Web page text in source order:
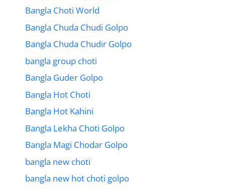
Bangla Choti World
Bangla Chuda Chudi Golpo
Bangla Chuda Chudir Golpo
bangla group choti
Bangla Guder Golpo
Bangla Hot Choti
Bangla Hot Kahini
Bangla Lekha Choti Golpo
Bangla Magi Chodar Golpo
bangla new choti
bangla new hot choti golpo